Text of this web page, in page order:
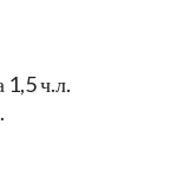
1,5 ч.л.